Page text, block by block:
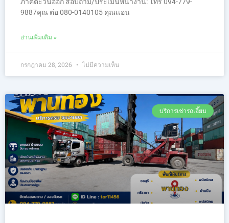
9887คุณ ต่อ 080-0140105 คุณเเอน
อ่านเพิ่มเติม »
กรกฎาคม 28, 2026 ไม่มีความเห็น
บริการเช่ารถเฮี๊ยบ